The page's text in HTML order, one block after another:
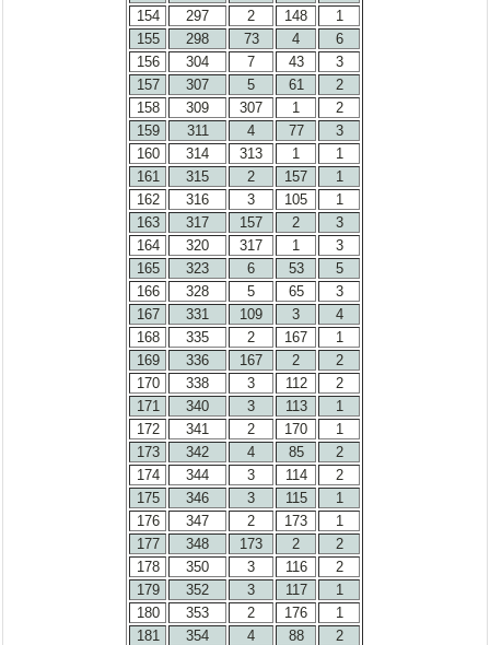
154
297 2 148
1
155
298 73 4
6
156
304 7 43
3
157
307 5 61
2
158
309 307 1
2
159
311 4 77
3
160
314 313 1
1
161
315 2 157
1
162
316 3 105
1
163
317 157 2
3
164
320 317 1
3
165
323 6 53
5
166
328 5 65
3
167
331 109 3
4
168
335 2 167
1
169
336 167 2
2
170
338 3 112
2
171
340 3 113
1
172
341 2 170
1
173
342 4 85
2
174
344 3 114
2
175
346 3 115
1
176
347 2 173
1
177
348 173 2
2
178
350 3 116
2
179
352 3 117
1
180
353 2 176
1
181
354 4 88
2